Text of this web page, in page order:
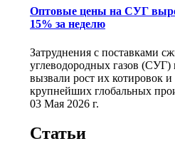
Оптовые цены на СУГ
15% за неделю
Затруднения с поставками
углеводородных газов
вызвали рост их котировок
крупнейших глобальных
03 Мая 2026 г.
Статьи